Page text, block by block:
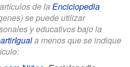
de la Enciclopedia
se puede utilizar
y educativos bajo la
a menos que se indique